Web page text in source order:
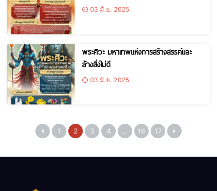
03 มิ.ย. 2025
พระศิวะ มหาเทพแห่งการสร้างสรรค์และ
ล้างสิ่งไม่ดี
03 มิ.ย. 2025
1 2 3 4 … 16 17